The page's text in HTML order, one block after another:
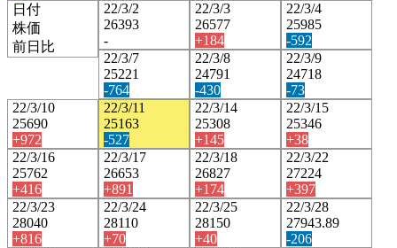
日付
株価
前日比
22/3/2
26393
-
22/3/3
26577
+184
22/3/4
25985
-592
22/3/7
25221
-764
22/3/8
24791
-430
22/3/9
24718
-73
22/3/10
25690
+972
22/3/11
25163
-527
22/3/14
25308
+145
22/3/15
25346
+38
22/3/16
25762
+416
22/3/17
26653
+891
22/3/18
26827
+174
22/3/22
27224
+397
22/3/23
28040
+816
22/3/24
28110
+70
22/3/25
28150
+40
22/3/28
27943.89
-206